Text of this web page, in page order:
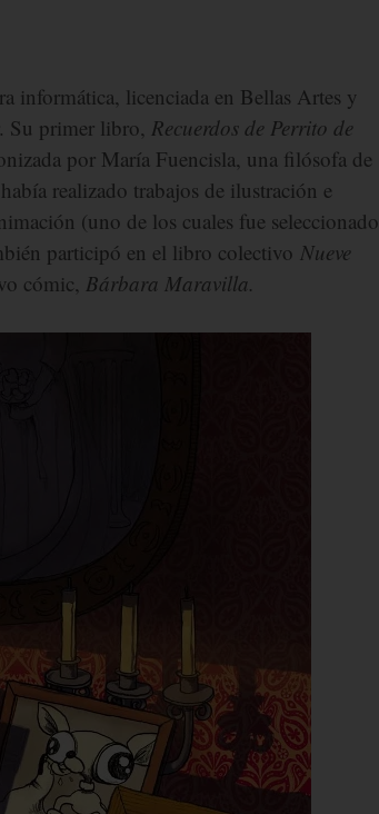
informática, licenciada en Bellas Artes y
Su primer libro, Recuerdos de Perrito de
por María Fuencisla, una filósofa de
realizado trabajos de ilustración e
(uno de los cuales fue seleccionado
participó en el libro colectivoNueve
cómic, Bárbara Maravilla.